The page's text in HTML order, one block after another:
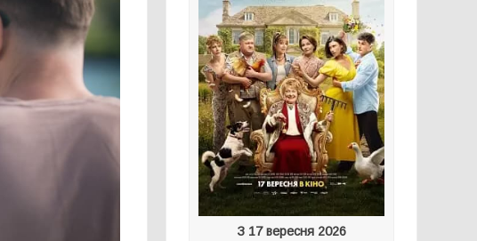
З 17 вересня 2026